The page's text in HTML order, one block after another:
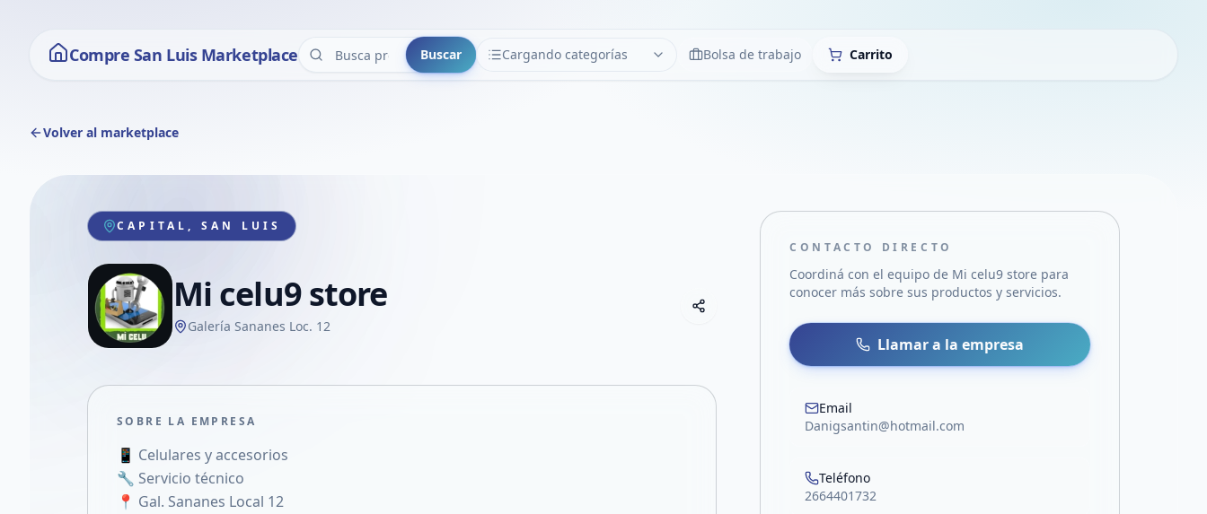
Compre San Luis Marketplace Buscar Cargando categorías
CATEGORÍAS LimpiarBolsa de trabajo Carrito
Volver al marketplace
CAPITAL, SAN LUIS
Mi celu9 store
Galería Sananes Loc. 12
Compartir empresa
Compartir por WhatsApp
Compartir por mail
Compartir en Facebook
SOBRE LA EMPRESA
📱 Celulares y accesorios
🔧 Servicio técnico
📍 Gal. Sananes Local 12
CONTACTO DIRECTO
Coordiná con el equipo de Mi celu9 store para
conocer más sobre sus productos y servicios.
Llamar a la empresa
Email
Danigsantin@hotmail.com
Teléfono
2664401732